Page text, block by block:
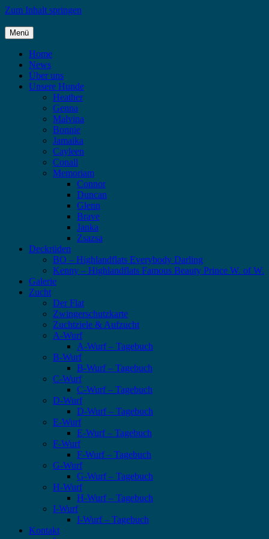
Zum Inhalt springen
Highlandflats – Flat Coated Retriever
Menü
Home
News
Über uns
Unsere Hunde
Heather
Genna
Malvina
Bonnie
Jamaika
Cayleen
Conall
Memoriam
Connor
Duncan
Glenn
Brave
Janka
Zsazsa
Deckrüden
BO – Highlandflats Everybody Darling
Kenny – Highlandflats Famous Beauty Prince W. of W.
Galerie
Zucht
Der Flat
Zwingerschutzkarte
Zuchtziele & Aufzucht
A-Wurf
A-Wurf – Tagebuch
B-Wurf
B-Wurf – Tagebuch
C-Wurf
C-Wurf – Tagebuch
D-Wurf
D-Wurf – Tagebuch
E-Wurf
E-Wurf – Tagebuch
F-Wurf
F-Wurf – Tagebuch
G-Wurf
G-Wurf – Tagebuch
H-Wurf
H-Wurf – Tagebuch
I-Wurf
I-Wurf – Tagebuch
Kontakt